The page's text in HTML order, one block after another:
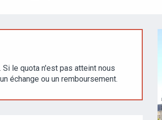
le quota n'est pas atteint nous
échange ou un remboursement.